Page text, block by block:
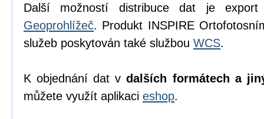
Další možností distribuce dat je
Geoprohlížeč. Produkt INSPIRE
služeb poskytován také službou WCS.
K objednání dat vdalších formátech a
můžete využít aplikaci eshop.